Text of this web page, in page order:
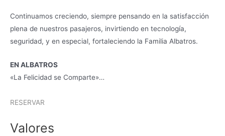
Continuamos creciendo, siempre pensando en la satisfacción
plena de nuestros pasajeros, invirtiendo en tecnología,
seguridad, y en especial, fortaleciendo la Familia Albatros.
EN ALBATROS
«La Felicidad se Comparte»…
RESERVAR
Valores